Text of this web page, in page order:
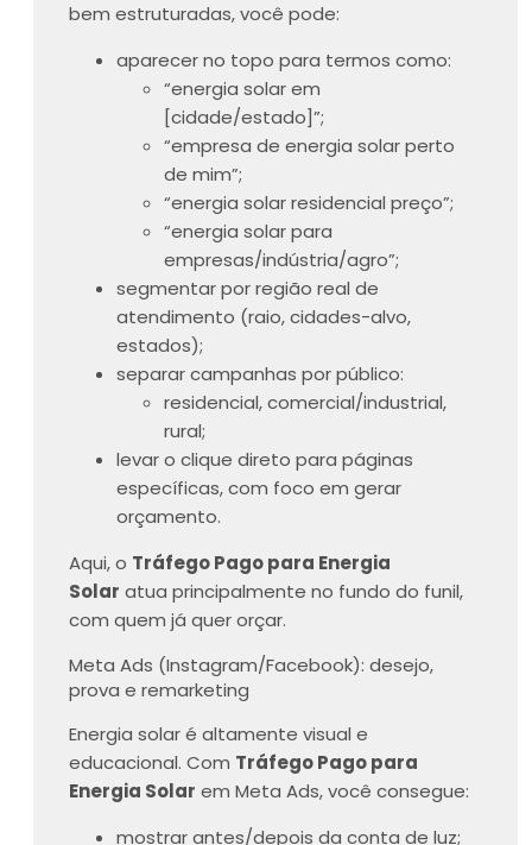
bem estruturadas, você pode:
aparecer no topo para termos como:
“energia solar em
[cidade/estado]”;
“empresa de energia solar perto
de mim”;
“energia solar residencial preço”;
“energia solar para
empresas/indústria/agro”;
segmentar por região real de
atendimento (raio, cidades-alvo,
estados);
separar campanhas por público:
residencial, comercial/industrial,
rural;
levar o clique direto para páginas
específicas, com foco em gerar
orçamento.
Aqui, o Tráfego Pago para Energia
Solar atua principalmente no fundo do funil,
com quem já quer orçar.
Meta Ads (Instagram/Facebook): desejo,
prova e remarketing
Energia solar é altamente visual e
educacional. Com Tráfego Pago para
Energia Solar em Meta Ads, você consegue:
mostrar antes/depois da conta de luz;